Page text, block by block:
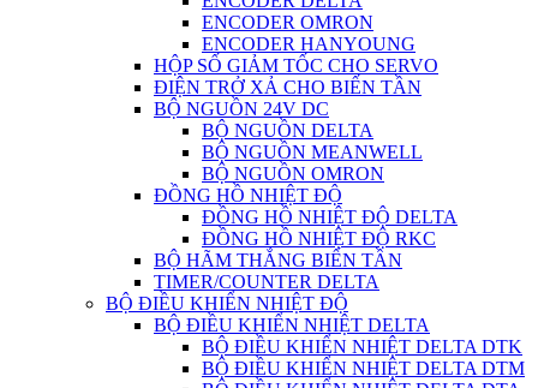
ENCODER OMRON
ENCODER HANYOUNG
HỘP SỐ GIẢM TỐC CHO SERVO
ĐIỆN TRỞ XẢ CHO BIẾN TẦN
BỘ NGUỒN 24V DC
BỘ NGUỒN DELTA
BỘ NGUỒN MEANWELL
BỘ NGUỒN OMRON
ĐỒNG HỒ NHIỆT ĐỘ
ĐỒNG HỒ NHIỆT ĐỘ DELTA
ĐỒNG HỒ NHIỆT ĐỘ RKC
BỘ HÃM THẮNG BIẾN TẦN
TIMER/COUNTER DELTA
BỘ ĐIỀU KHIỂN NHIỆT ĐỘ
BỘ ĐIỀU KHIỂN NHIỆT DELTA
BỘ ĐIỀU KHIỂN NHIỆT DELTA DTK
BỘ ĐIỀU KHIỂN NHIỆT DELTA DTM